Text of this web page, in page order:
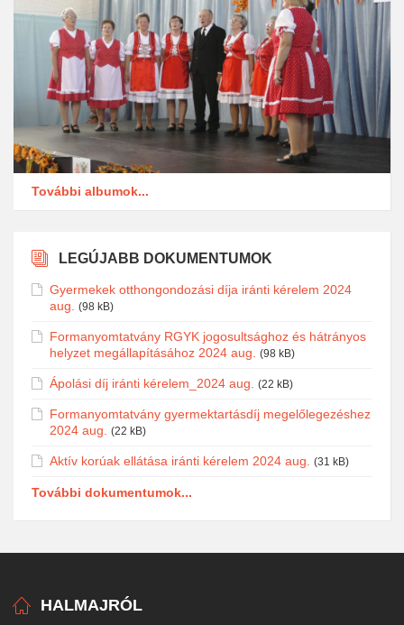
További albumok...
LEGÚJABB DOKUMENTUMOK
Gyermekek otthongondozási díja iránti kérelem 2024
aug.
(98 kB)
Formanyomtatvány RGYK jogosultsághoz és hátrányos
helyzet megállapításához 2024 aug.
(98 kB)
Ápolási díj iránti kérelem_2024 aug. (22 kB)
Formanyomtatvány gyermektartásdíj megelőlegezéshez
2024 aug.
(22 kB)
Aktív korúak ellátása iránti kérelem 2024 aug. (31 kB)
További dokumentumok...
HALMAJRÓL